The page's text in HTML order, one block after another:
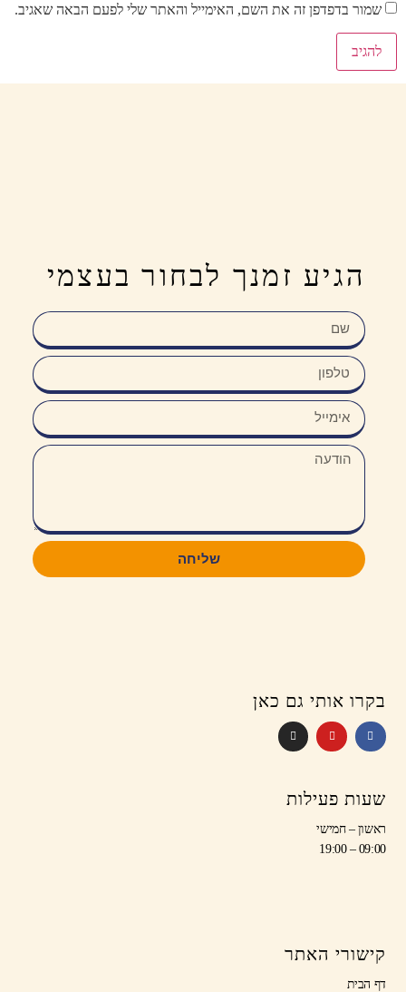
שמור בדפדפן זה את השם, האימייל והאתר שלי לפעם הבאה שאגיב.
הגיע זמנך לבחור בעצמי
שליחה
בקרו אותי גם כאן
שעות פעילות
ראשון – חמישי
09:00 – 19:00
קישורי האתר
דף הבית